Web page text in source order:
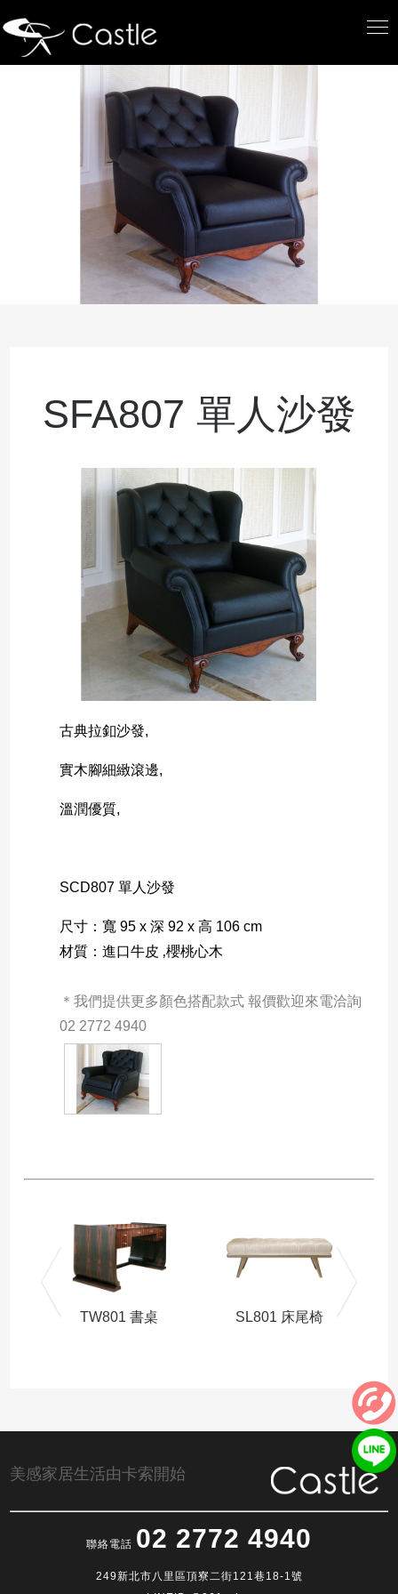
SFA807 單人沙發
古典拉釦沙發,
實木腳細緻滾邊,
溫潤優質,
SCD807 單人沙發
尺寸：寬 95 x 深 92 x 高 106 cm
材質：進口牛皮 ‚櫻桃心木
＊我們提供更多顏色搭配款式 報價歡迎來電洽詢
02 2772 4940
TW801 書桌 SL801 床尾椅
美感家居生活由卡索開始
聯絡電話 02 2772 4940
249新北市八里區頂寮二街121巷18-1號